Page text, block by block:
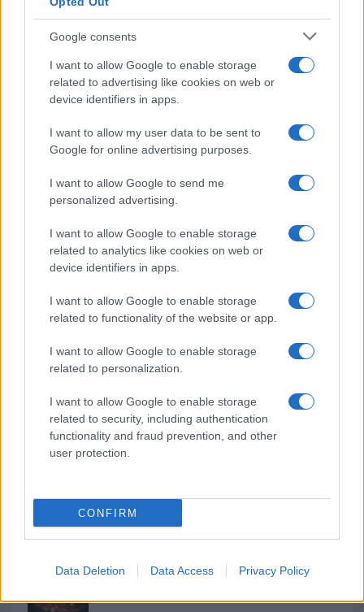
Google consents
I want to allow Google to enable storage
related to advertising like cookies on web or
device identifiers in apps.
I want to allow my user data to be sent to
Google for online advertising purposes.
I want to allow Google to send me
personalized advertising.
I want to allow Google to enable storage
related to analytics like cookies on web or
device identifiers in apps.
I want to allow Google to enable storage
related to functionality of the website or app.
I want to allow Google to enable storage
related to personalization.
I want to allow Google to enable storage
related to security, including authentication
functionality and fraud prevention, and other
user protection.
CONFIRM
Data Deletion Data Access Privacy Policy
Martina Agostina Diturco
I nostri cari
I nostri cari
I nostri cari